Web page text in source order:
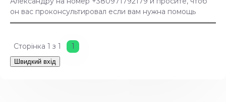
он вас проконсультировал если вам нужна помощь
Сторінка 1 з 1 1